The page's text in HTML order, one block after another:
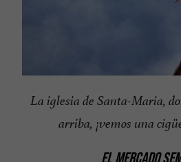
La iglesia de Santa-Maria,
arriba, ¡vemos una
EL MERCADO